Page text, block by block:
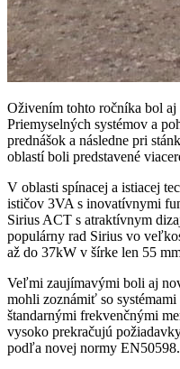
Oživením tohto ročníka bol
Priemyselných systémov a
prednášok a následne pri
oblastí boli predstavené
V oblasti spínacej a istiacej
ističov 3VA s inovatívnymi
Sirius ACT s atraktívnym
populárny rad Sirius vo
až do 37kW v šírke len 55
Veľmi zaujímavými boli aj
mohli zoznámiť so
štandarnými frekvenčnými
vysoko prekračujú
podľa novej normy EN50598.